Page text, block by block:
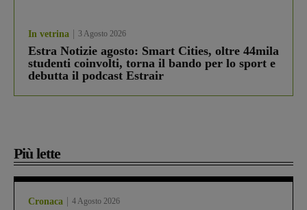
In vetrina 3 Agosto 2026
Estra Notizie agosto: Smart Cities, oltre 44mila
studenti coinvolti, torna il bando per lo sport e
debutta il podcast Estrair
Più lette
Cronaca 4 Agosto 2026